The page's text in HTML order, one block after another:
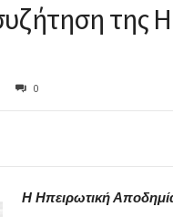
της
0
Η Ηπειρωτική